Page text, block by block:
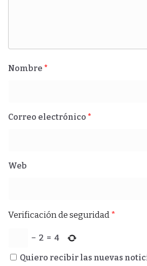
Nombre *
Correo electrónico *
Web
Verificación de seguridad*
− 2 = 4
Quiero recibir las nuevas